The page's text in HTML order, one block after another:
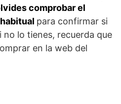
comprobar el
para confirmar si
no lo tienes, recuerda que
en la web del